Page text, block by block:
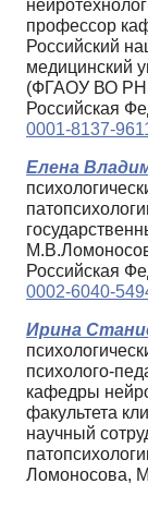
профессор
Российский
медицинский
(ФГАОУ ВО
Российская
0001-8137-
Елена
Российская
0002-6040-
Ирина
психолого-
кафедры
факультета
научный
Ломоносова,